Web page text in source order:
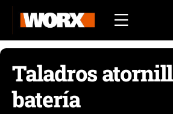
Taladros
batería